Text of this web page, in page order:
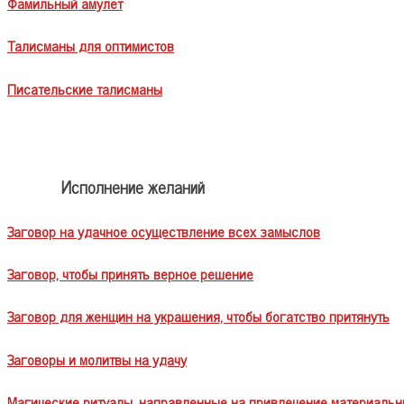
Талисманы для оптимистов
Писательские талисманы
Исполнение желаний
Заговор на удачное осуществление всех замыслов
Заговор, чтобы принять верное решение
Заговор для женщин на украшения, чтобы богатство притянуть
Заговоры и молитвы на удачу